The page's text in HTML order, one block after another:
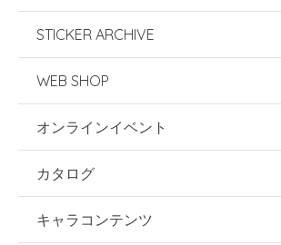
STICKER ARCHIVE
WEB SHOP
オンラインイベント
カタログ
キャラコンテンツ